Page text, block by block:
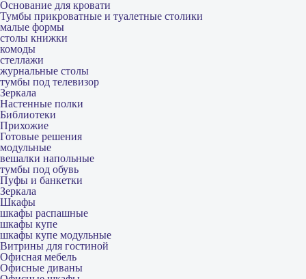
Основание для кровати
Тумбы прикроватные и туалетные столики
малые формы
столы книжки
комоды
стеллажи
журнальные столы
тумбы под телевизор
Зеркала
Настенные полки
Библиотеки
Прихожие
Готовые решения
модульные
вешалки напольные
тумбы под обувь
Пуфы и банкетки
Зеркала
Шкафы
шкафы распашные
шкафы купе
шкафы купе модульные
Витрины для гостиной
Офисная мебель
Офисные диваны